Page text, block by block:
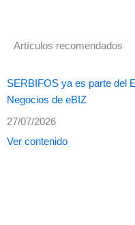
Artículos recomendados
SERBIFOS ya es parte del
Negocios de eBIZ
27/07/2026
Ver contenido